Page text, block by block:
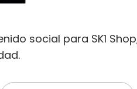
social para SK1